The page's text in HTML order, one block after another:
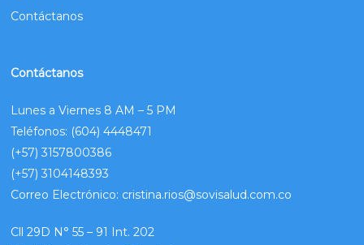
Contáctanos
Contáctanos
Lunes a Viernes 8 AM – 5 PM
Teléfonos: (604) 4448471
(+57) 3157800386
(+57) 3104148393
Correo Electrónico: cristina.rios@sovisalud.com.co
Cll 29D N° 55 – 91 Int. 202